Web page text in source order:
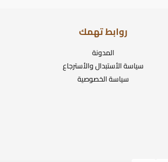
روابط تهمك
المدونة
سياسة الأستبدال والأسترجاع
سياسة الخصوصية